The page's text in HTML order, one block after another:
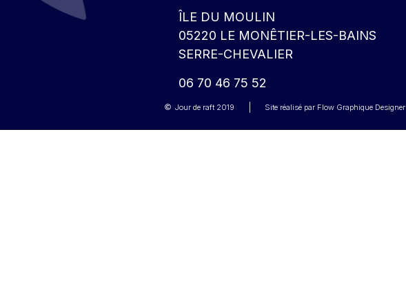
ÎLE DU MOULIN
05220 LE MONÊTIER-LES-BAINS
SERRE-CHEVALIER
06 70 46 75 52
Jour de raft 2019 Site réalisé par Flow Graphique Designer